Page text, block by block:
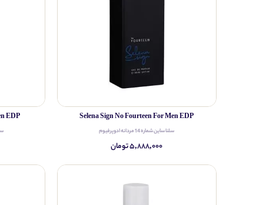
Selena Sign No Fourteen For Men EDP
سلنا ساین شماره 14 مردانه ادوپرفیوم
۵,۸۸۸,۰۰۰ تومان
EDP